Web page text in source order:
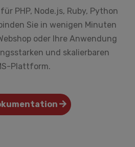
für PHP, Node.js, Ruby, Python
Sie in wenigen Minuten
oder Ihre Anwendung
und skalierbaren
Plattform.